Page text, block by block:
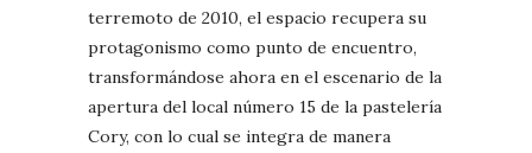
terremoto de 2010, el espacio recupera su
protagonismo como punto de encuentro,
transformándose ahora en el escenario de la
apertura del local número 15 de la pastelería
Cory, con lo cual se integra de manera